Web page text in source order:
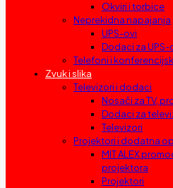
Okviri i torbice
Neprekidna napajanja
UPS-ovi
Dodaci za UPS-
Telefoni i
Zvuk i slika
Televizori i dodaci
Nosači za TV,
Dodaci za
Televizori
Projektori i dodatna
MIT ALEX
projektora
Projektori